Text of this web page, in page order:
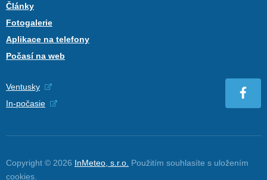
Články
Fotogalerie
Aplikace na telefony
Počasí na web
Ventusky
In-počasie
Copyright © 2026 InMeteo, s.r.o. Použitím souhlasíte s uložením
cookies